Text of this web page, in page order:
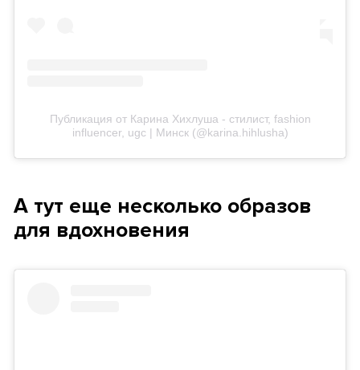
Публикация от Карина Хихлуша - стилист, fashion
influencer, ugc | Минск (@karina.hihlusha)
А тут еще несколько образов
для вдохновения